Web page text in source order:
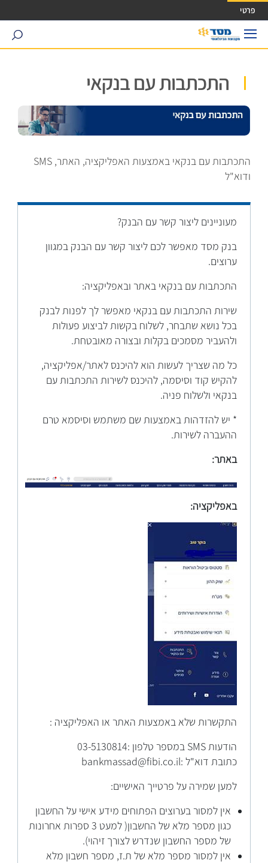
גישה ישירה לכפתור כניסה לחשבונך
פרטי
search
התכתבות עם בנקאי
התכתבות עם בנקאי באמצעות האפליקציה, האתר, SMS
ודוא"ל
מעוניינים ליצור קשר עם הבנק?
בנק מסד מאפשר לכם ליצור קשר עם הבנק במגוון
ערוצים.
התכתבות עם בנקאי באתר ובאפליקציה:
שירות התכתבות עם בנקאי מאפשר לך לפנות לבנק
בכל נושא שתבחר, לשלוח בקשות לביצוע פעולות
ולהעביר מסמכים בקלות ובצורה מאובטחת.
כל מה שצריך לעשות הוא להיכנס לאתר/אפליקציה,
להקיש קוד וסיסמה, להיכנס לשירות התכתבות עם
בנקאי ולשלוח פניה.
* יש להזדהות באמצעות שם משתמש וסיסמא טרם
ההעברה לשירות.
באתר:
באפליקציה:
התקשרות שלא באמצעות האתר או האפליקציה :
הודעות SMS במספר טלפון :03-5130814
כתובת דוא"ל :bankmassad@fibi.co.il
למען שמירה על פרטייך האישיים:
אין למסור בערוצים הפתוחים מידע אישי על החשבון
כגון מספר מלא של החשבון( למעט 3 ספרות אחרונות
של מספר החשבון שנדרש לצורך זיהוי).
אין למסור מספר מלא של ת.ז, מספר חשבון מלא